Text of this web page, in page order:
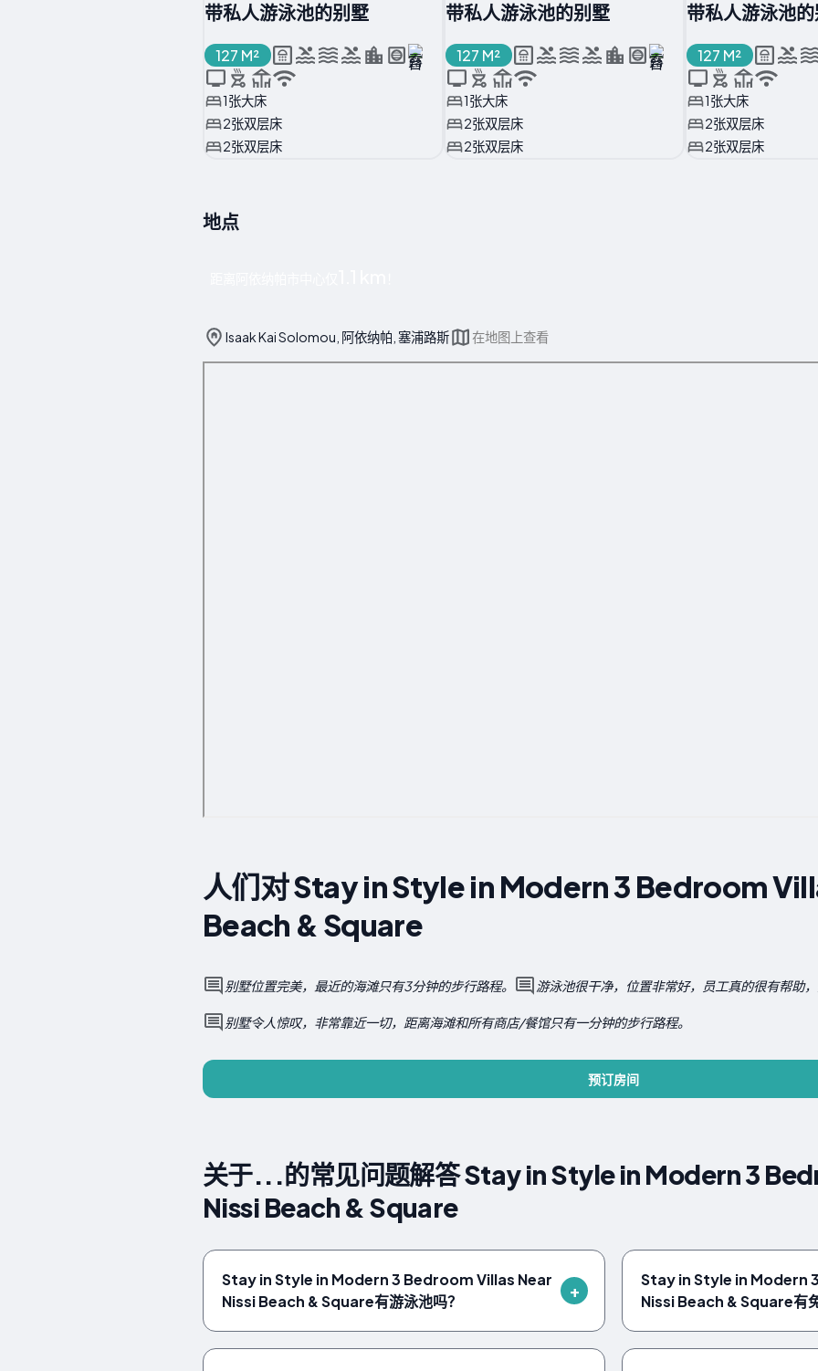
带私人游泳池的别墅
127 M²
1张大床
2张双层床
2张双层床
带私人游泳池的别墅
127 M²
1张大床
2张双层床
2张双层床
带私人游泳池
127 M²
1张大床
2张双层床
2张双层床
地点
Isaak Kai Solomou, 阿依纳帕, 塞浦路斯 在地图上查看
人们对 Stay in Style in Modern 3 Bedroom
Beach & Square
别墅位置完美，最近的海滩只有3分钟的步行路程。 游泳池很干净，位置非常好，员工真的很有帮助，
别墅令人惊叹，非常靠近一切，距离海滩和所有商店/餐馆只有一分钟的步行路程。
预订房间
关于...的常见问题解答 Stay in Style in Modern 3
Nissi Beach & Square
Stay in Style in Modern 3 Bedroom Villas Near
Nissi Beach & Square有游泳池吗？
Stay in Style in Modern
Nissi Beach & Square有